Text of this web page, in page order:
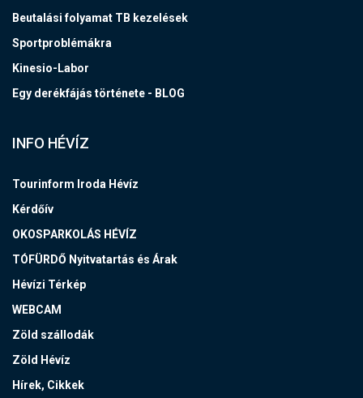
Beutalási folyamat TB kezelések
Sportproblémákra
Kinesio-Labor
Egy derékfájás története - BLOG
INFO HÉVÍZ
Tourinform Iroda Hévíz
Kérdőív
OKOSPARKOLÁS HÉVÍZ
TÓFÜRDŐ Nyitvatartás és Árak
Hévízi Térkép
WEBCAM
Zöld szállodák
Zöld Hévíz
Hírek, Cikkek